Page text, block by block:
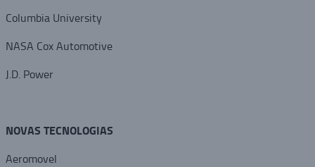
Columbia University
NASA Cox Automotive
J.D. Power
NOVAS TECNOLOGIAS
Aeromovel